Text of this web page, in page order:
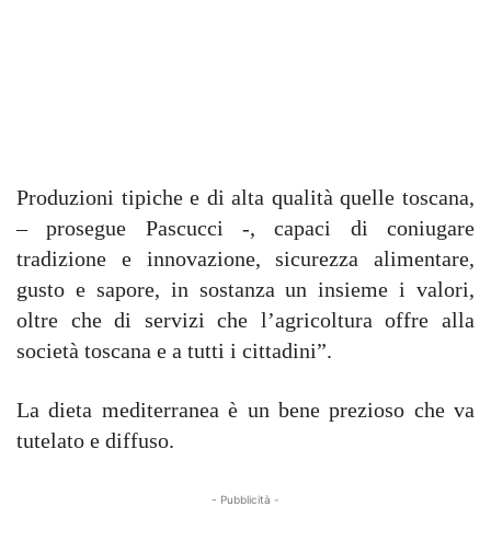
Produzioni tipiche e di alta qualità quelle toscana,
– prosegue Pascucci -, capaci di coniugare
tradizione e innovazione, sicurezza alimentare,
gusto e sapore, in sostanza un insieme i valori,
oltre che di servizi che l’agricoltura offre alla
società toscana e a tutti i cittadini”.
La dieta mediterranea è un bene prezioso che va
tutelato e diffuso.
- Pubblicità -